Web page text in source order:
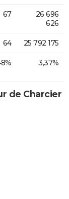
67
26 696
626
64 25 792 175
3,37%
de Charcier